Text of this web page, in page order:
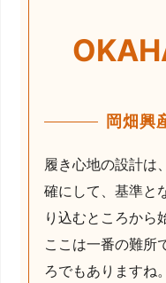
岡畑興
履き心地の設計は
確にして、基準と
り込むところから
ここは一番の難所
ろでもありますね。